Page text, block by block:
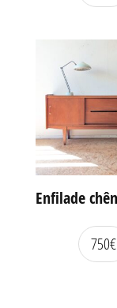
750€